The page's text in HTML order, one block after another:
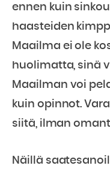
ennen kuin
haasteiden
Maailma ei ole
huolimatta, sinä
Maailman voi
kuin opinnot.
siitä, ilman
Näillä